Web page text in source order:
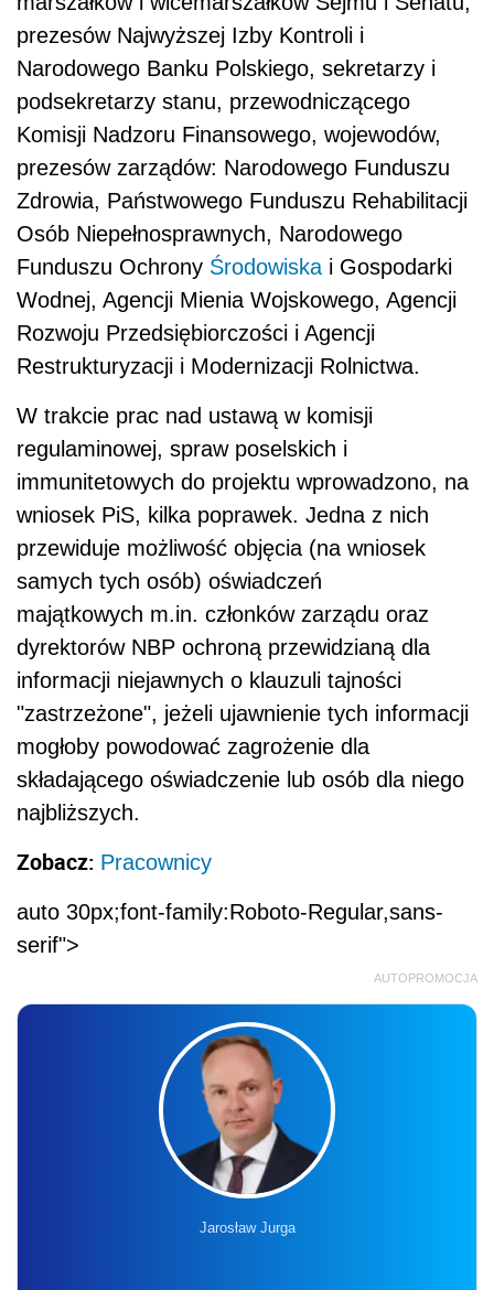
Rozwoju Przedsiębiorczości i Agencji
Restrukturyzacji i Modernizacji Rolnictwa.
W trakcie prac nad ustawą w komisji
regulaminowej, spraw poselskich i
immunitetowych do projektu wprowadzono, na
wniosek PiS, kilka poprawek. Jedna z nich
przewiduje możliwość objęcia (na wniosek
samych tych osób) oświadczeń
majątkowych m.in. członków zarządu oraz
dyrektorów NBP ochroną przewidzianą dla
informacji niejawnych o klauzuli tajności
"zastrzeżone", jeżeli ujawnienie tych informacji
mogłoby powodować zagrożenie dla
składającego oświadczenie lub osób dla niego
najbliższych.
Zobacz:Pracownicy
auto 30px;font-family:Roboto-Regular,sans-
serif">
AUTOPROMOCJA
Jarosław Jurga
Nowa klasyfikacja budżetowa od 2027
roku – reforma finansów publicznych
26.08.2026 r., 9:00-13:00 online, na żywo + nagranie
Liczba miejsc ograniczona